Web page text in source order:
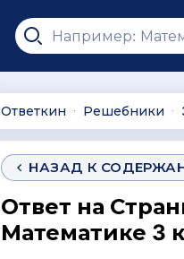
Ответкин ∙ Решебники ∙
НАЗАД К
Ответ на
Математике 3